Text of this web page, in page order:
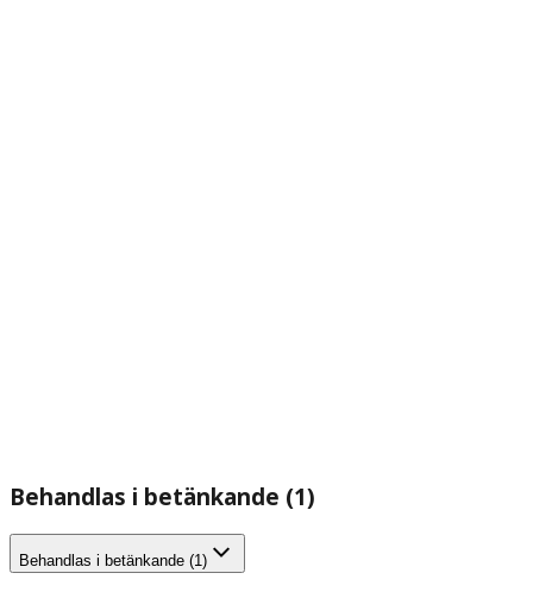
Behandlas i betänkande (1)
Behandlas i betänkande (1)